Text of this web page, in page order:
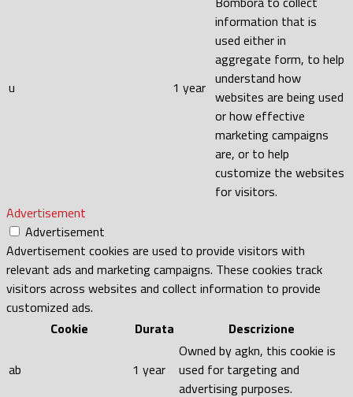
u 1 year
information that is
used either in
aggregate form, to help
understand how
websites are being used
or how effective
marketing campaigns
are, or to help
customize the websites
for visitors.
Advertisement
Advertisement
Advertisement cookies are used to provide visitors with
relevant ads and marketing campaigns. These cookies track
visitors across websites and collect information to provide
customized ads.
Cookie
Durata Descrizione
ab 1 year
Owned by agkn, this cookie is
used for targeting and
advertising purposes.